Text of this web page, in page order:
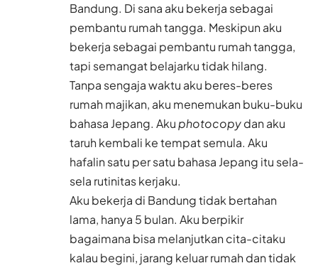
Bandung. Di sana aku bekerja sebagai
pembantu rumah tangga. Meskipun aku
bekerja sebagai pembantu rumah tangga,
tapi semangat belajarku tidak hilang.
Tanpa sengaja waktu aku beres-beres
rumah majikan, aku menemukan buku-buku
bahasa Jepang. Akuphotocopydan aku
taruh kembali ke tempat semula. Aku
hafalin satu per satu bahasa Jepang itu sela-
sela rutinitas kerjaku.
Aku bekerja di Bandung tidak bertahan
lama, hanya 5 bulan. Aku berpikir
bagaimana bisa melanjutkan cita-citaku
kalau begini, jarang keluar rumah dan tidak